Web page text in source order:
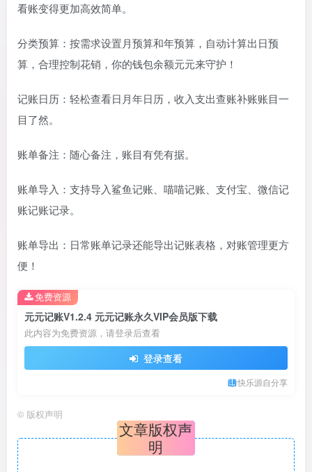
看账变得更加高效简单。
分类预算：按需求设置月预算和年预算，自动计算出日预
算，合理控制花销，你的钱包余额元元来守护！
记账日历：轻松查看日月年日历，收入支出查账补账账目一
目了然。
账单备注：随心备注，账目有凭有据。
账单导入：支持导入鲨鱼记账、喵喵记账、支付宝、微信记
账记账记录。
账单导出：日常账单记录还能导出记账表格，对账管理更方
便！
元元记账V1.2.4 元元记账永久VIP会员版下载
此内容为免费资源，请登录后查看
登录查看
快乐源自分享
免费资源
© 版权声明
文章版权声
明